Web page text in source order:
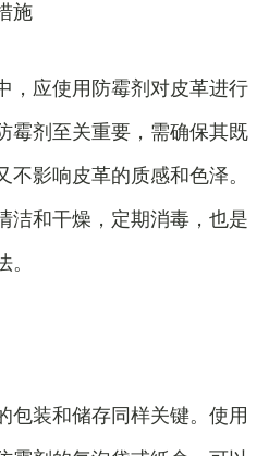
施
，应使用防霉剂对皮革进行
霉剂至关重要，需确保其既
影响皮革的质感和色泽。
洁和干燥，定期消毒，也是
包装和储存同样关键。使用